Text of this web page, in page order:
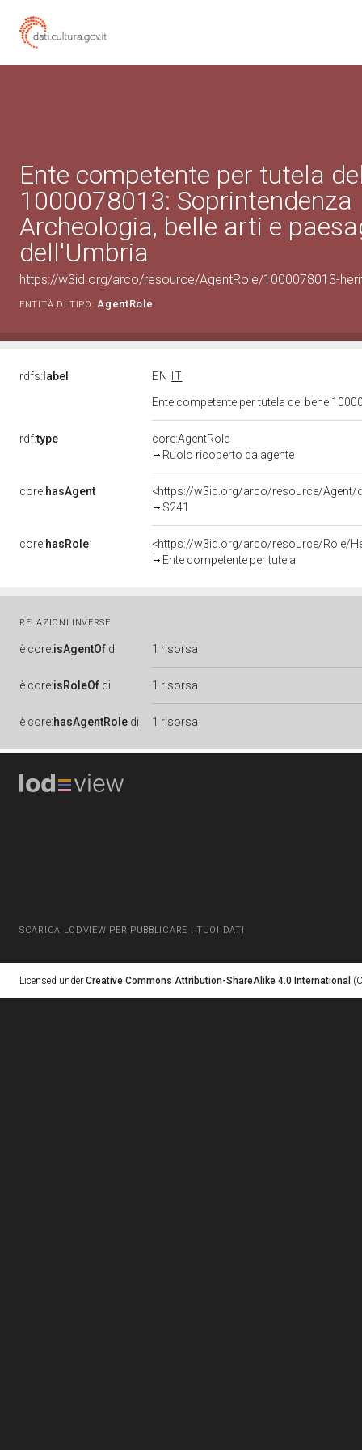
Ente competente per tutela
1000078013: Soprintendenza
Archeologia, belle arti e
dell'Umbria
https://w3id.org/arco/resource/AgentRole/1000078013-
ENTITÀ DI TIPO: AgentRole
rdfs: label EN
IT
Ente competente per tutela del bene
rdf:type
core:AgentRole
Ruolo ricoperto da agente
core:hasAgent
<https://w3id.org/arco/resource/
S241
core:hasRole
<https://w3id.org/arco/resource/Role/
Ente competente per tutela
RELAZIONI INVERSE
è core:isAgentOf di 1 risorsa
è core:isRoleOf di 1 risorsa
è core:hasAgentRole di 1 risorsa
SCARICA LODVIEW PER PUBBLICARE I TUOI DATI
Licensed under Creative Commons Attribution-ShareAlike 4.0 International